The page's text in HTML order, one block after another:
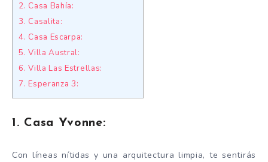
2. Casa Bahía:
3. Casalita:
4. Casa Escarpa:
5. Villa Austral:
6. Villa Las Estrellas:
7. Esperanza 3:
1. Casa Yvonne:
Con líneas nítidas y una arquitectura limpia, te sentirás